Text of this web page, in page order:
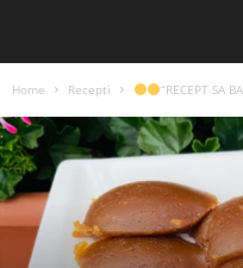
Home Recepti “RECEPT SA